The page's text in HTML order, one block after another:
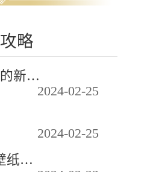
攻略
双系统下的秘密世界：金立手机的新玩法
2024-02-25
2024-02-25
掌中宝的视界——960x640手机壁纸精选